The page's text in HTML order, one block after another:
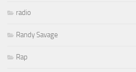
radio
Randy Savage
Rap